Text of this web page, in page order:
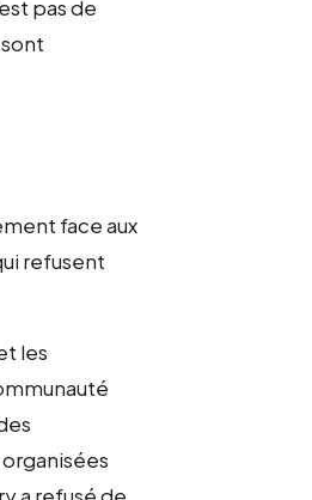
pas de
face aux
refusent
les